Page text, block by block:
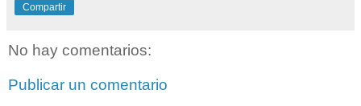
Compartir
No hay comentarios:
Publicar un comentario